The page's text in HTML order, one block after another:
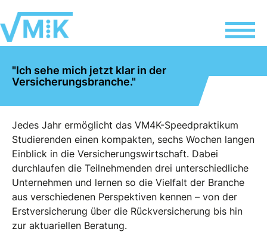
"Ich sehe mich jetzt klar in der
Versicherungsbranche."
Jedes Jahr ermöglicht das VM4K-Speedpraktikum
Studierenden einen kompakten, sechs Wochen langen
Einblick in die Versicherungswirtschaft. Dabei
durchlaufen die Teilnehmenden drei unterschiedliche
Unternehmen und lernen so die Vielfalt der Branche
aus verschiedenen Perspektiven kennen – von der
Erstversicherung über die Rückversicherung bis hin
zur aktuariellen Beratung.